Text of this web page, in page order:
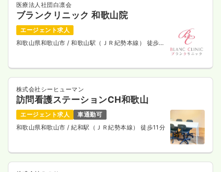
医療法人社団白凛会
ブランクリニック 和歌山院
エージェント求人
和歌山県和歌山市/ 和歌山駅（ＪＲ紀勢本線） 徒歩2
株式会社シーヒューマン
訪問看護ステーションCH和歌山
エージェント求人
車通勤可
和歌山県和歌山市/ 紀和駅（ＪＲ紀勢本線） 徒歩11分